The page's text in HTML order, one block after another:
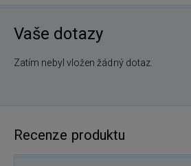
Vaše dotazy
Zatím nebyl vložen žádný dotaz.
Recenze produktu